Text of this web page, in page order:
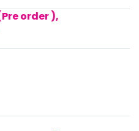
order ),